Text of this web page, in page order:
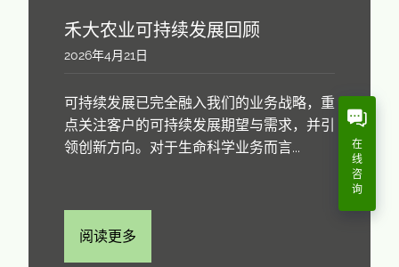
禾大农业可持续发展回顾
2026年4月21日
可持续发展已完全融入我们的业务战略，重
点关注客户的可持续发展期望与需求，并引
领创新方向。对于生命科学业务而言...
阅读更多
在
线
咨
询